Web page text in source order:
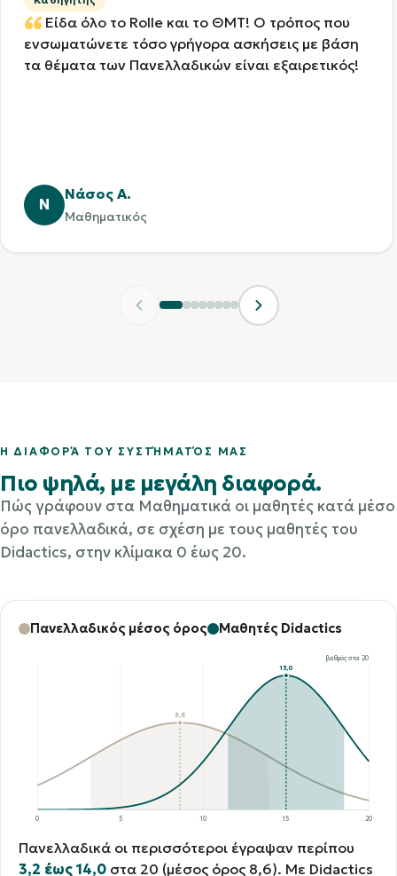
Είδα όλο το Rolle και το ΘΜΤ! Ο τρόπος που
ενσωματώνετε τόσο γρήγορα ασκήσεις με βάση
τα θέματα των Πανελλαδικών είναι εξαιρετικός!
Ν
Νάσος Α.
Μαθηματικός
Η ΔΙΑΦΟΡΆ ΤΟΥ ΣΥΣΤΉΜΑΤΌΣ ΜΑΣ
Πιο ψηλά, με μεγάλη διαφορά.
Πώς γράφουν στα Μαθηματικά οι μαθητές κατά μέσο
όρο πανελλαδικά, σε σχέση με τους μαθητές του
Didactics, στην κλίμακα 0 έως 20.
Πανελλαδικός μέσος όρος Μαθητές Didactics
0 5 10 15 20
βαθμός στα 20
8,6
15,0
Πανελλαδικά οι περισσότεροι έγραψαν περίπου
3,2 έως 14,0 στα 20 (μέσος όρος 8,6). Με Didactics